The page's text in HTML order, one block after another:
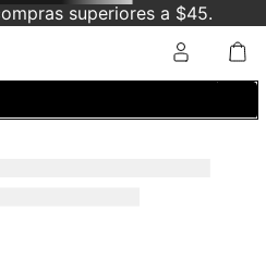
superiores a $45.